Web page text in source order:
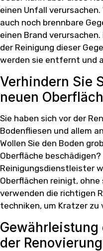
einen Unfall
auch noch brennbare
einen Brand
der Reinigung dieser
werden sie entfernt und
Verhindern Sie
neuen
Sie haben sich vor der
Bodenfliesen und allem
Wollen Sie den Boden
Oberfläche
Reinigungsdienstleister
Oberflächen reinigt, ohne
verwenden die richtigen
techniken, um Kratzer zu
der Renovierung